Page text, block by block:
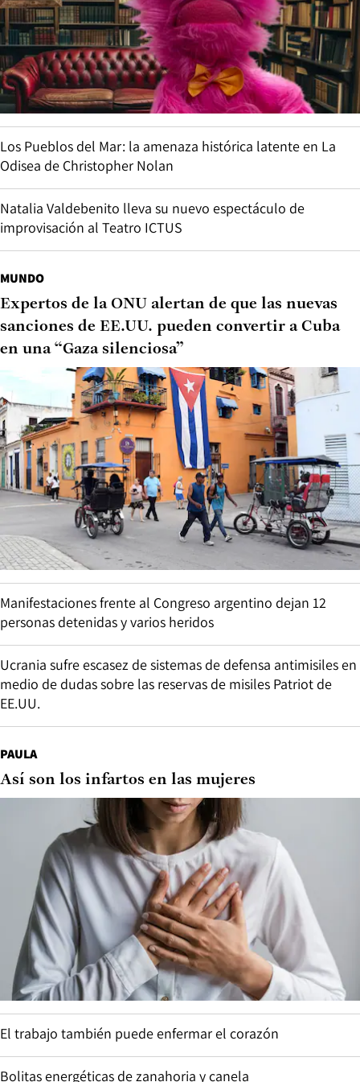
Los Pueblos del Mar: la amenaza histórica latente en La
Odisea de Christopher Nolan
Natalia Valdebenito lleva su nuevo espectáculo de
improvisación al Teatro ICTUS
MUNDO
Expertos de la ONU alertan de que las nuevas
sanciones de EE.UU. pueden convertir a Cuba
en una “Gaza silenciosa”
Manifestaciones frente al Congreso argentino dejan 12
personas detenidas y varios heridos
Ucrania sufre escasez de sistemas de defensa antimisiles en
medio de dudas sobre las reservas de misiles Patriot de
EE.UU.
PAULA
Así son los infartos en las mujeres
El trabajo también puede enfermar el corazón
Bolitas energéticas de zanahoria y canela